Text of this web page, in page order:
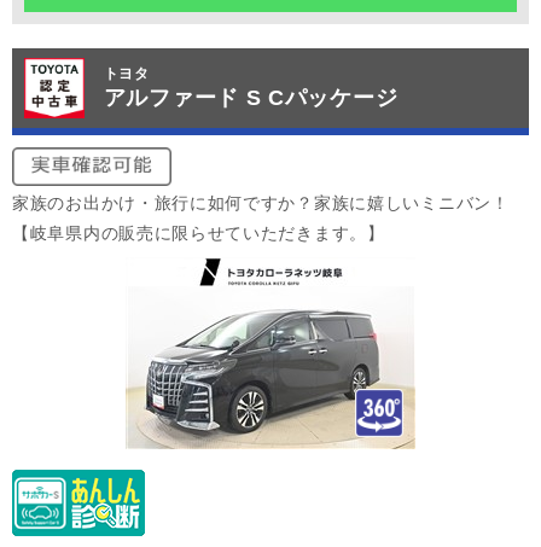
トヨタ
アルファード S Cパッケージ
家族のお出かけ・旅行に如何ですか？家族に嬉しいミニバン！
【岐阜県内の販売に限らせていただきます。】